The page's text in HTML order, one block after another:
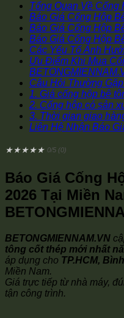
Tổng Quan Về Cống
Báo Giá Cống Hộp
Báo Giá Cống Hộp
Báo Giá Cống Hộp
Các Yếu Tố Ảnh
Ưu Điểm Khi Mua
Câu Hỏi Thường
1. Giá cống hộp bê
2. Cống hộp có sản
3. Thời gian giao
Liên Hệ Nhận Báo
★★★★★ 0/5 (0)
Báo Giá Cống
2026 Tại Miền
BETONGMIENNAM.VN
tông cốt thép mới nhất
áp dụng cho TP.HCM,
Miền Nam.
Giá trực tiếp từ nhà máy,
tận công trình.